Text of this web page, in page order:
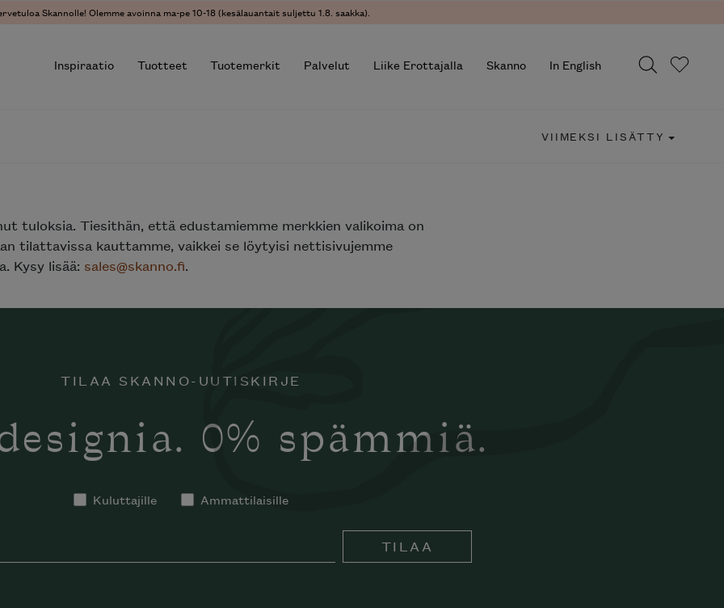
Skannolle! Olemme avoinna ma-pe 10-18 (kesälauantait suljettu 1.8. saakka).
Inspiraatio Tuotteet Tuotemerkit Palvelut Liike Erottajalla Skanno In English
VIIMEKSI LISÄTTY
tuloksia. Tiesithän, että edustamiemme merkkien valikoima on
tilattavissa kauttamme, vaikkei se löytyisi nettisivujemme
Kysy lisää: sales@skanno.fi.
TILAA SKANNO-UUTISKIRJE
0% spämmiä.
Kuluttajille Ammattilaisille
TILAA